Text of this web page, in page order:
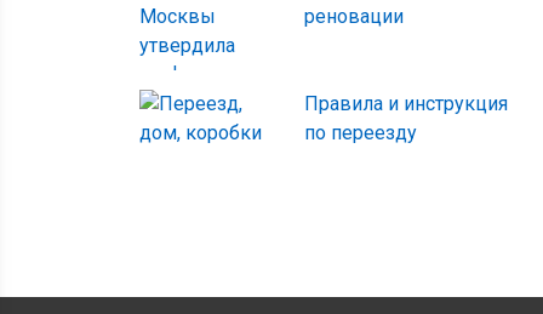
реновации
Правила и инструкция
по переезду